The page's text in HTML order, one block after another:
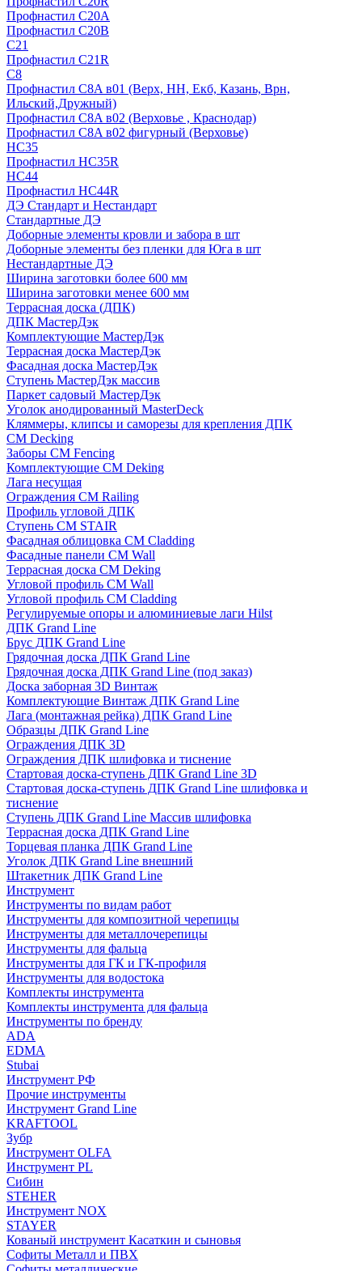
Профнастил С20А
Профнастил С20В
C21
Профнастил С21R
C8
Профнастил С8A в01 (Верх, НН, Екб, Казань, Врн,
Ильский,Дружный)
Профнастил С8A в02 (Верховье , Краснодар)
Профнастил С8A в02 фигурный (Верховье)
HС35
Профнастил HC35R
НС44
Профнастил НС44R
ДЭ Стандарт и Нестандарт
Стандартные ДЭ
Доборные элементы кровли и забора в шт
Доборные элементы без пленки для Юга в шт
Нестандартные ДЭ
Ширина заготовки более 600 мм
Ширина заготовки менее 600 мм
Террасная доска (ДПК)
ДПК МастерДэк
Комплектующие МастерДэк
Террасная доска МастерДэк
Фасадная доска МастерДэк
Ступень МастерДэк массив
Паркет садовый МастерДэк
Уголок анодированный MasterDeck
Кляммеры, клипсы и саморезы для крепления ДПК
CM Decking
Заборы CM Fencing
Комплектующие CM Deking
Лага несущая
Ограждения CM Railing
Профиль угловой ДПК
Ступень CM STAIR
Фасадная облицовка CM Cladding
Фасадные панели CM Wall
Террасная доска CM Deking
Угловой профиль CM Wall
Угловой профиль CM Cladding
Регулируемые опоры и алюминиевые лаги Hilst
ДПК Grand Line
Брус ДПК Grand Line
Грядочная доска ДПК Grand Line
Грядочная доска ДПК Grand Line (под заказ)
Доска заборная 3D Винтаж
Комплектующие Винтаж ДПК Grand Line
Лага (монтажная рейка) ДПК Grand Line
Образцы ДПК Grand Line
Ограждения ДПК 3D
Ограждения ДПК шлифовка и тиснение
Стартовая доска-ступень ДПК Grand Line 3D
Стартовая доска-ступень ДПК Grand Line шлифовка и
тиснение
Ступень ДПК Grand Line Массив шлифовка
Террасная доска ДПК Grand Line
Торцевая планка ДПК Grand Line
Уголок ДПК Grand Line внешний
Штакетник ДПК Grand Line
Инструмент
Инструменты по видам работ
Инструменты для композитной черепицы
Инструменты для металлочерепицы
Инструменты для фальца
Инструменты для ГК и ГК-профиля
Инструменты для водостока
Комплекты инструмента
Комплекты инструмента для фальца
Инструменты по бренду
ADA
EDMA
Stubai
Инструмент РФ
Прочие инструменты
Инструмент Grand Line
KRAFTOOL
Зубр
Инструмент OLFA
Инструмент PL
Сибин
STEHER
Инструмент NOX
STAYER
Кованый инструмент Касаткин и сыновья
Софиты Металл и ПВХ